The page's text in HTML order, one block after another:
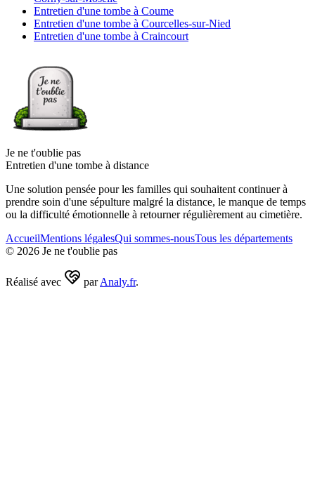
Entretien d'une tombe à Coume
Entretien d'une tombe à Courcelles-sur-Nied
Entretien d'une tombe à Craincourt
Je ne t'oublie pas
Entretien d'une tombe à distance
Une solution pensée pour les familles qui souhaitent continuer à
prendre soin d'une sépulture malgré la distance, le manque de temps
ou la difficulté émotionnelle à retourner régulièrement au cimetière.
AccueilMentions légalesQui sommes-nousTous les départements
© 2026 Je ne t'oublie pas
Réalisé avec par Analy.fr.